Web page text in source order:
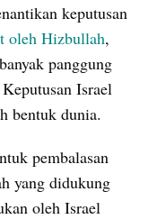
keputusan
oleh Hizbullah,
panggung
Israel
bentuk dunia.
pembalasan
yang didukung
oleh Israel